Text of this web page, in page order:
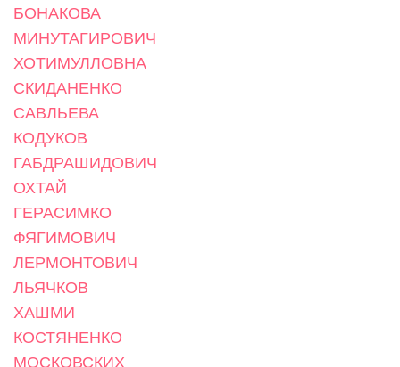
БОНАКОВА
МИНУТАГИРОВИЧ
ХОТИМУЛЛОВНА
СКИДАНЕНКО
САВЛЬЕВА
КОДУКОВ
ГАБДРАШИДОВИЧ
ОХТАЙ
ГЕРАСИМКО
ФЯГИМОВИЧ
ЛЕРМОНТОВИЧ
ЛЬЯЧКОВ
ХАШМИ
КОСТЯНЕНКО
МОСКОВСКИХ